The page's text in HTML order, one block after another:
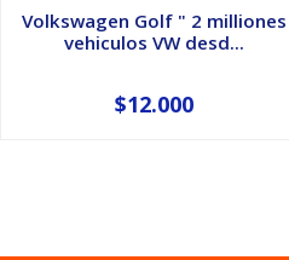
Volkswagen Golf " 2 milliones
vehiculos VW desd...
$12.000